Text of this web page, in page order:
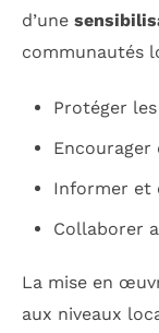
d’une
communautés
Protéger
Informer et
Collaborer
La mise en
aux niveaux